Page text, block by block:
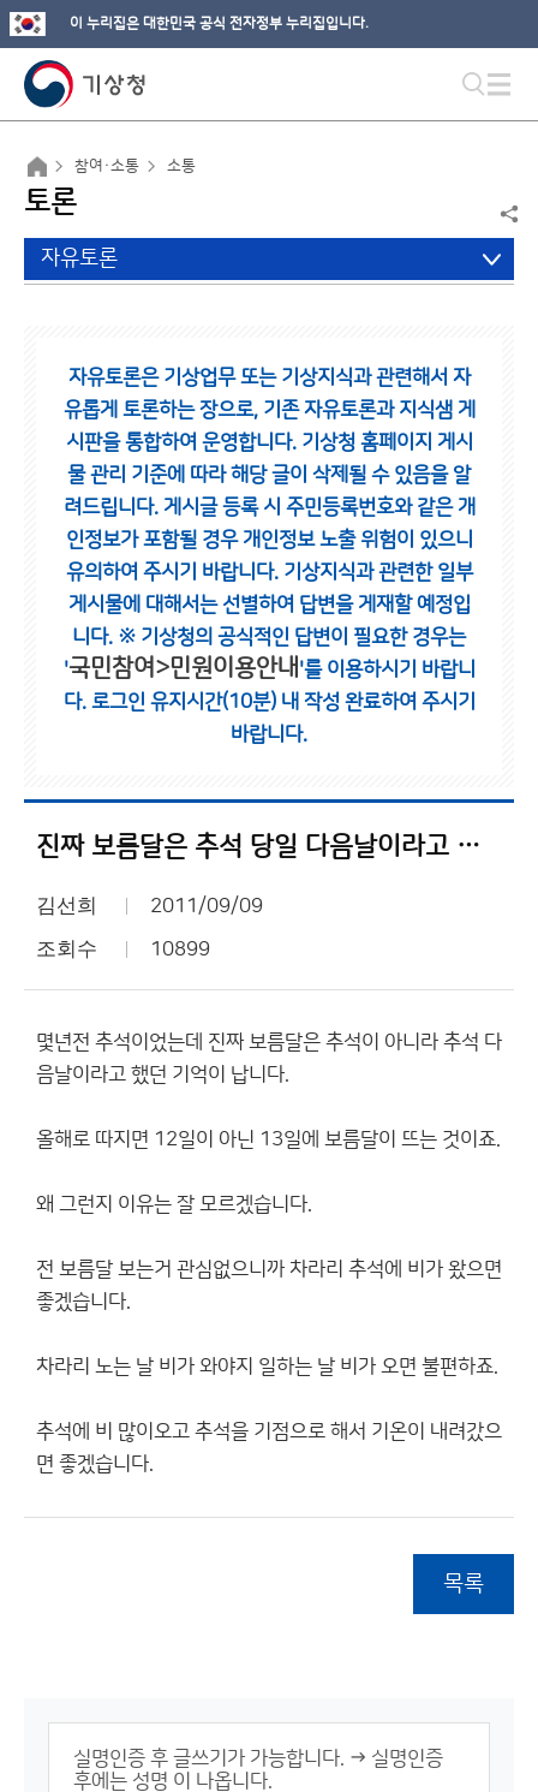
이 누리집은 대한민국 공식 전자정부 누리집입니다.
참여·소통 소통
토론
자유토론
자유토론은 기상업무 또는 기상지식과 관련해서 자
유롭게 토론하는 장으로, 기존 자유토론과 지식샘 게
시판을 통합하여 운영합니다. 기상청 홈페이지 게시
물 관리 기준에 따라 해당 글이 삭제될 수 있음을 알
려드립니다. 게시글 등록 시 주민등록번호와 같은 개
인정보가 포함될 경우 개인정보 노출 위험이 있으니
유의하여 주시기 바랍니다. 기상지식과 관련한 일부
게시물에 대해서는 선별하여 답변을 게재할 예정입
니다. ※ 기상청의 공식적인 답변이 필요한 경우는
'국민참여>민원이용안내 '를 이용하시기 바랍니
다. 로그인 유지시간(10분) 내 작성 완료하여 주시기
바랍니다.
진짜 보름달은 추석 당일 다음날이라고 하던데
김선희 2011/09/09
조회수 10899
몇년전 추석이었는데 진짜 보름달은 추석이 아니라 추석 다
음날이라고 했던 기억이 납니다.
올해로 따지면 12일이 아닌 13일에 보름달이 뜨는 것이죠.
왜 그런지 이유는 잘 모르겠습니다.
전 보름달 보는거 관심없으니까 차라리 추석에 비가 왔으면
좋겠습니다.
차라리 노는 날 비가 와야지 일하는 날 비가 오면 불편하죠.
추석에 비 많이오고 추석을 기점으로 해서 기온이 내려갔으
면 좋겠습니다.
목록